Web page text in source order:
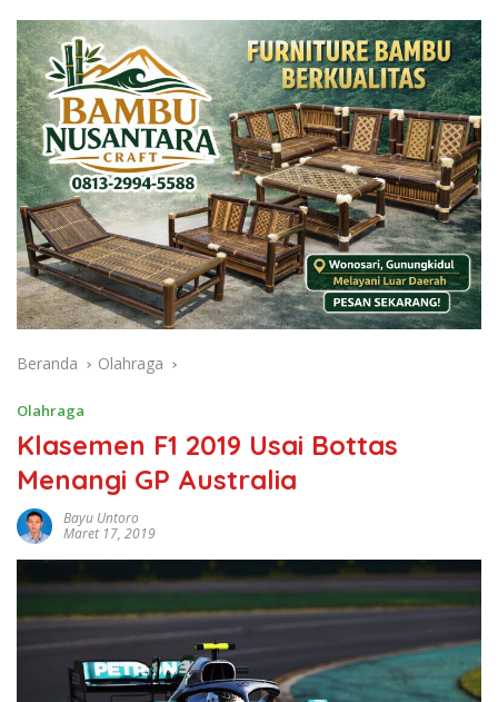
Beranda Olahraga
Olahraga
Klasemen F1 2019 Usai Bottas
Menangi GP Australia
Bayu Untoro
Maret 17, 2019